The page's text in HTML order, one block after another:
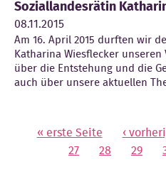
Soziallandesrätin
08.11.2015
Am 16. April 2015 durften wir
Katharina Wiesflecker
über die Entstehung und die
auch über unsere aktuellen
Seiten« erste Seite ‹
27
28 29